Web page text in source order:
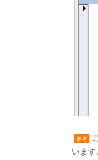
参考
いま